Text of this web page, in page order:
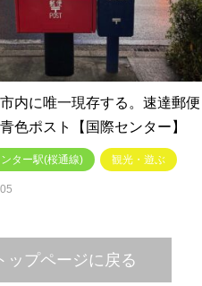
内に唯一現存する。速達郵便
色ポスト【国際センター】
ター駅(桜通線) 観光・遊ぶ
トップページに戻る